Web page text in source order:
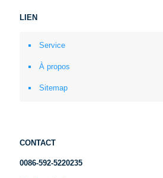
LIEN
Service
À propos
Sitemap
CONTACT
0086-592-5220235